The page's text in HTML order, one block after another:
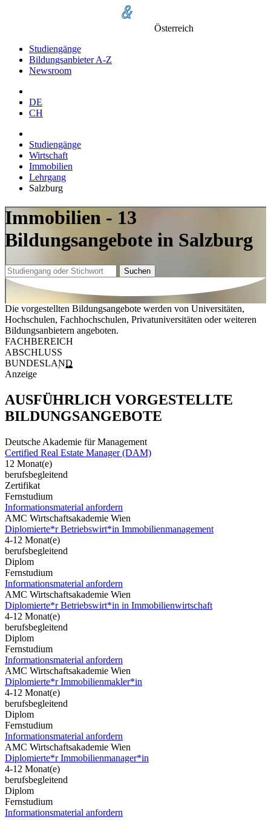
Österreich
Studiengänge
Bildungsanbieter A-Z
Newsroom
DE
CH
Studiengänge
Wirtschaft
Immobilien
Lehrgang
Salzburg
Immobilien - 13
Bildungsangebote in Salzburg
Suchen
Die vorgestellten Bildungsangebote werden von Universitäten,
Hochschulen, Fachhochschulen, Privatuniversitäten oder weiteren
Bildungsanbietern angeboten.
FACHBEREICH
ABSCHLUSS
BUNDESLAND
Anzeige
AUSFÜHRLICH VORGESTELLTE
BILDUNGSANGEBOTE
Deutsche Akademie für Management
Certified Real Estate Manager (DAM)
12 Monat(e)
berufsbegleitend
Zertifikat
Fernstudium
Informationsmaterial anfordern
AMC Wirtschaftsakademie Wien
Diplomierte*r Betriebswirt*in Immobilienmanagement
4-12 Monat(e)
berufsbegleitend
Diplom
Fernstudium
Informationsmaterial anfordern
AMC Wirtschaftsakademie Wien
Diplomierte*r Betriebswirt*in in Immobilienwirtschaft
4-12 Monat(e)
berufsbegleitend
Diplom
Fernstudium
Informationsmaterial anfordern
AMC Wirtschaftsakademie Wien
Diplomierte*r Immobilienmakler*in
4-12 Monat(e)
berufsbegleitend
Diplom
Fernstudium
Informationsmaterial anfordern
AMC Wirtschaftsakademie Wien
Diplomierte*r Immobilienmanager*in
4-12 Monat(e)
berufsbegleitend
Diplom
Fernstudium
Informationsmaterial anfordern